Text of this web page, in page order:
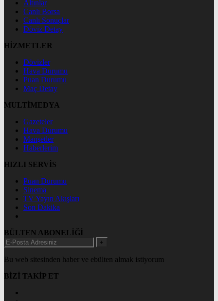
Altınlar
Canlı Borsa
Canlı Sonuçlar
Döviz Detay
HİZMETLER
Dövizler
Hava Durumu
Puan Durumu
Maç Detay
MULTİMEDYA
Gazeteler
Hava Durumu
Manşetler
Haberlerim
HIZLI SERVİS
Puan Durumu
Sinema
TV Yayın Akışları
Son Dakika
BÜLTEN ABONELİĞİ
+
Bu web sitesinden haber ve ebülten almak istiyorum
BİZİ TAKİP ET